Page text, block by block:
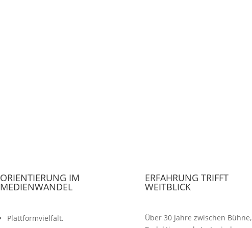
ORIENTIERUNG IM
MEDIENWANDEL
Plattformvielfalt.
ERFAHRUNG TRIFFT
WEITBLICK
Über 30 Jahre zwischen Bühne,